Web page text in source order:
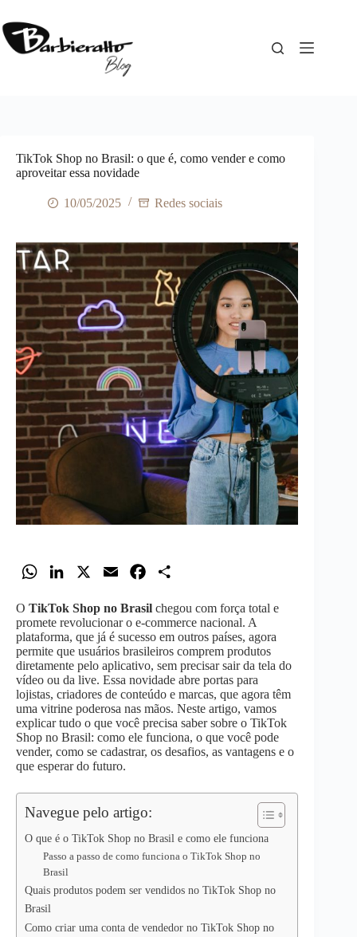
para
o
conteúdo
TikTok Shop no Brasil: o que é, como vender e como
aproveitar essa novidade
10/05/2025 Redes sociais
W
a
t
s
A
p
p
n
k
e
d
I
n
a
i
l
c
e
b
o
o
k
a
r
e
O TikTok Shop no Brasil chegou com força total e
promete revolucionar o e-commerce nacional. A
plataforma, que já é sucesso em outros países, agora
permite que usuários brasileiros comprem produtos
diretamente pelo aplicativo, sem precisar sair da tela do
vídeo ou da live. Essa novidade abre portas para
lojistas, criadores de conteúdo e marcas, que agora têm
uma vitrine poderosa nas mãos. Neste artigo, vamos
explicar tudo o que você precisa saber sobre o TikTok
Shop no Brasil: como ele funciona, o que você pode
vender, como se cadastrar, os desafios, as vantagens e o
que esperar do futuro.
Navegue pelo artigo:
O que é o TikTok Shop no Brasil e como ele funciona
Passo a passo de como funciona o TikTok Shop no
Brasil
Quais produtos podem ser vendidos no TikTok Shop no
Brasil
Como criar uma conta de vendedor no TikTok Shop no